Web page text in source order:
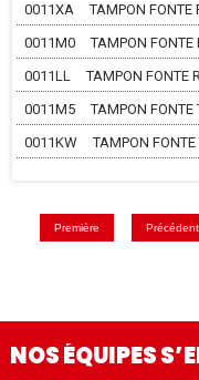
0011XA
TAMPON FONTE
0011M0
TAMPON
0011LL
TAMPON FONTE
0011M5
TAMPON
0011KW
TAMPON
Première
NOS ÉQUIPES